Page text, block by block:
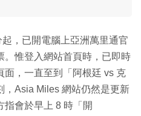
，已開電腦上亞洲萬里通官
。惟登入網站首頁時，已即時
面，一直至到「阿根廷 vs 克
，Asia Miles 網站仍然是更新
指會於早上 8 時「開